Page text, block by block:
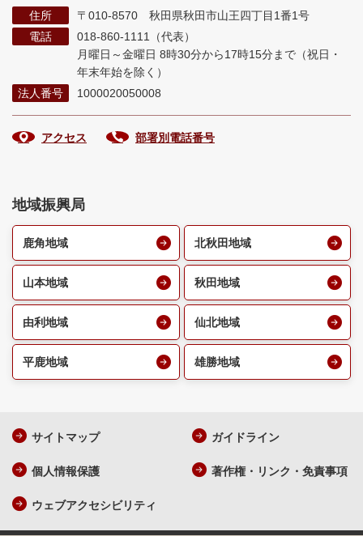
住所
〒010-8570 秋田県秋田市山王四丁目1番1号
電話
018-860-1111（代表）
月曜日～金曜日 8時30分から17時15分まで （祝日・
年末年始を除く）
法人番号
1000020050008
アクセス 部署別電話番号
地域振興局
鹿角地域 北秋田地域
山本地域 秋田地域
由利地域 仙北地域
平鹿地域 雄勝地域
サイトマップ ガイドライン
個人情報保護 著作権・リンク・免責事項
ウェブアクセシビリティ